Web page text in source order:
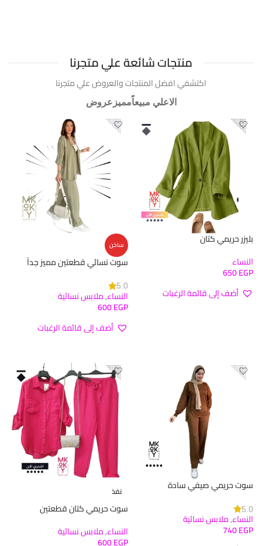
منتجات شائعة علي متجرنا
اكتشفي افضل المنتجات والعروض علي متجرنا
الاعلي مبيعاًمميز عروض
بليزر حريمي كتان
النساء
650EGP
أضف إلى قائمة الرغبات
ساخن
سوت نسائي قطعتين مميز جداً
5.0
النساء,ملابس نسائية
600EGP
أضف إلى قائمة الرغبات
سوت حريمي صيفي سادة
5.0
النساء,ملابس نسائية
740EGP
نفذ
سوت حريمي كتان قطعتين
النساء,ملابس نسائية
600EGP